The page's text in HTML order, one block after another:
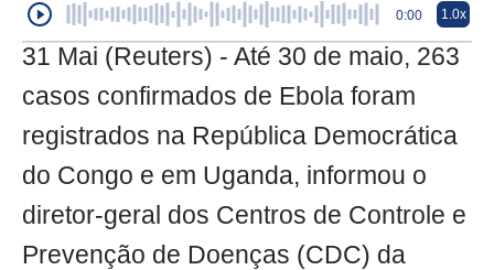
0:00 1.0x
31 Mai (Reuters) - Até 30 de maio, 263
casos confirmados de Ebola foram
registrados na República Democrática
do Congo e em Uganda, informou o
diretor-geral dos Centros de Controle e
Prevenção de Doenças (CDC) da